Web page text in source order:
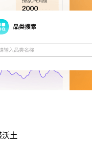
土